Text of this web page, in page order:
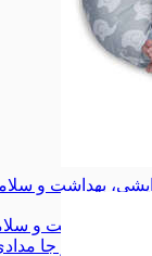
پوشاک
بهداشت و
بهداشت و
کیف، کوله و جا